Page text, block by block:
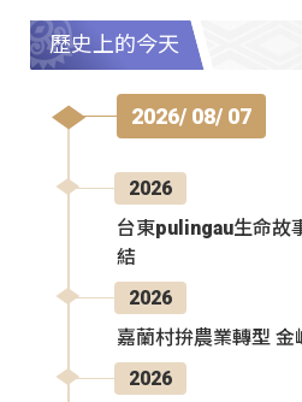
歷史上的今天
2026/ 08/ 07
2026
台東pulingau生命故
結
2026
嘉蘭村拚農業轉型
2026